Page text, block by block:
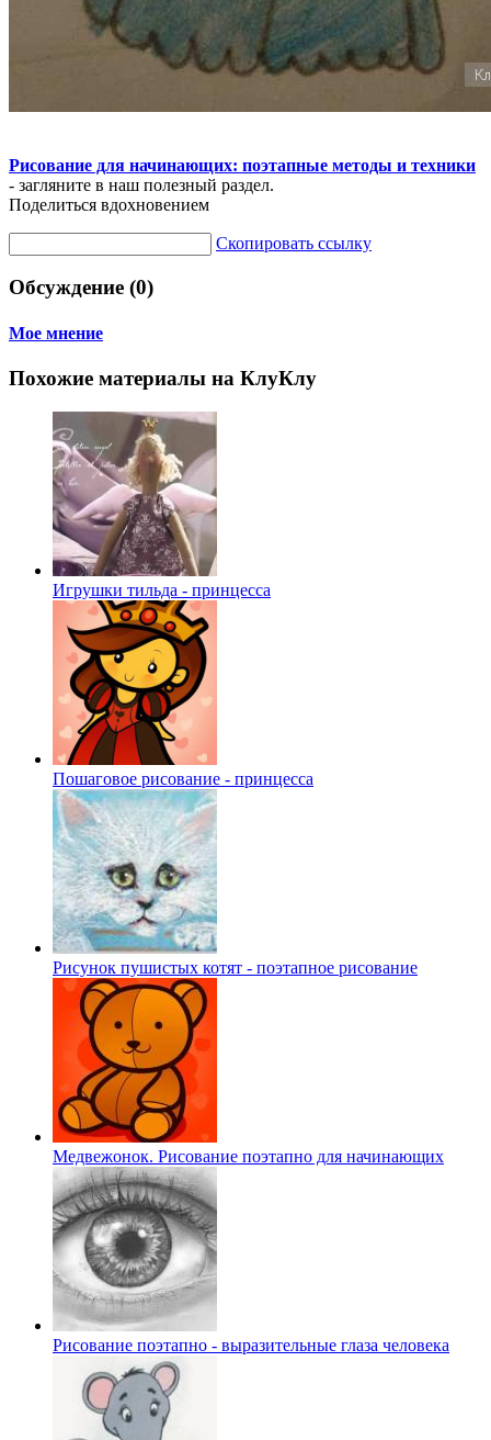
Рисование для начинающих: поэтапные методы и техники
- загляните в наш полезный раздел.
Поделиться вдохновением
Скопировать ссылку
Обсуждение (0)
Мое мнение
Похожие материалы на КлуКлу
Игрушки тильда - принцесса
Пошаговое рисование - принцесса
Рисунок пушистых котят - поэтапное рисование
Медвежонок. Рисование поэтапно для начинающих
Рисование поэтапно - выразительные глаза человека